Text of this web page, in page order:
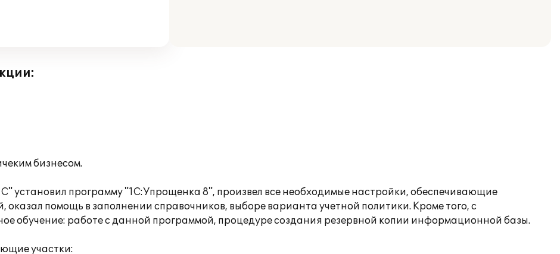
бизнесом.
установил программу "1С:Упрощенка 8", произвел все необходимые настройки, обеспечивающие
помощь в заполнении справочников, выборе варианта учетной политики. Кроме того, с
обучение: работе с данной программой, процедуре создания резервной копии информационной базы.
участки: